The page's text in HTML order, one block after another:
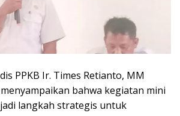
PPKB Ir. Times Retianto, MM
bahwa kegiatan mini
langkah strategis untuk